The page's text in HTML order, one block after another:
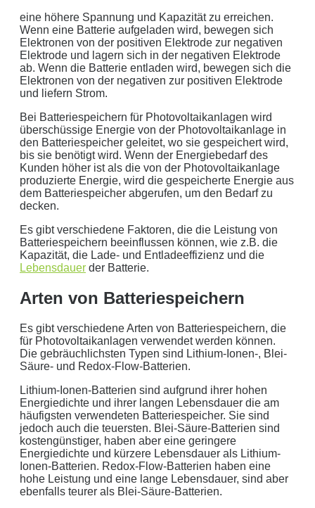
sichere Datenübertragung
Datenlöschung nach Art. 17 DSGVO
Keine Newsletter oder Spam
eine höhere Spannung und Kapazität zu erreichen.
Wenn eine Batterie aufgeladen wird, bewegen sich
Elektronen von der positiven Elektrode zur negativen
Elektrode und lagern sich in der negativen Elektrode
ab. Wenn die Batterie entladen wird, bewegen sich die
Elektronen von der negativen zur positiven Elektrode
und liefern Strom.
Bei Batteriespeichern für Photovoltaikanlagen wird
überschüssige Energie von der Photovoltaikanlage in
den Batteriespeicher geleitet, wo sie gespeichert wird,
bis sie benötigt wird. Wenn der Energiebedarf des
Kunden höher ist als die von der Photovoltaikanlage
produzierte Energie, wird die gespeicherte Energie aus
dem Batteriespeicher abgerufen, um den Bedarf zu
decken.
Es gibt verschiedene Faktoren, die die Leistung von
Batteriespeichern beeinflussen können, wie z.B. die
Kapazität, die Lade- und Entladeeffizienz und die
Lebensdauer der Batterie.
Arten von Batteriespeichern
Es gibt verschiedene Arten von Batteriespeichern, die
für Photovoltaikanlagen verwendet werden können.
Die gebräuchlichsten Typen sind Lithium-Ionen-, Blei-
Säure- und Redox-Flow-Batterien.
Lithium-Ionen-Batterien sind aufgrund ihrer hohen
Energiedichte und ihrer langen Lebensdauer die am
häufigsten verwendeten Batteriespeicher. Sie sind
jedoch auch die teuersten. Blei-Säure-Batterien sind
kostengünstiger, haben aber eine geringere
Energiedichte und kürzere Lebensdauer als Lithium-
Ionen-Batterien. Redox-Flow-Batterien haben eine
hohe Leistung und eine lange Lebensdauer, sind aber
ebenfalls teurer als Blei-Säure-Batterien.